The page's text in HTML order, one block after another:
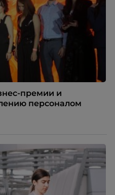
премии и
персоналом